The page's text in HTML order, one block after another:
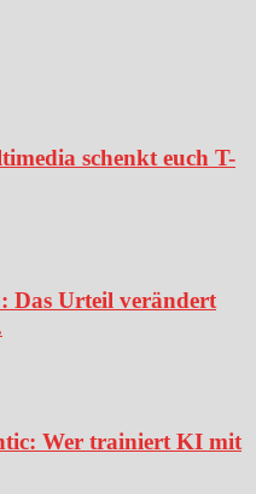
schenkt euch T-
Das Urteil verändert
Wer trainiert KI mit